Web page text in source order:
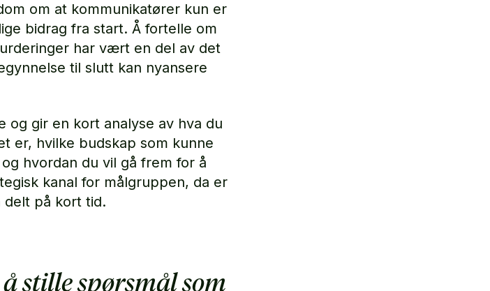
om at kommunikatører kun er
bidrag fra start. Å fortelle om
har vært en del av det
til slutt kan nyansere
og gir en kort analyse av hva du
er, hvilke budskap som kunne
hvordan du vil gå frem for å
kanal for målgruppen, da er
delt på kort tid.
stille spørsmål som